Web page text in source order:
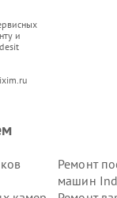
и
Ремонт
машин